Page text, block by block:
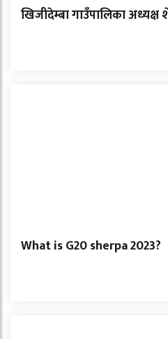
खिजीदेम्बा गाउँपालिका अध्यक्ष
What is G20 sherpa 2023?